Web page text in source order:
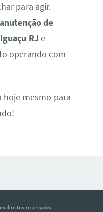
para agir.
de
RJ e
operando com
mesmo para
os direitos reservados